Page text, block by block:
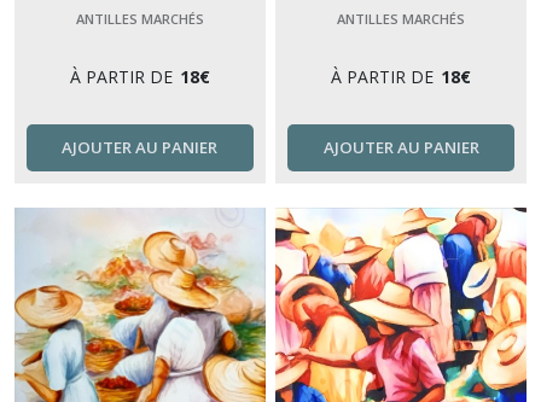
ANTILLES MARCHÉS
À PARTIR DE 18€
AJOUTER AU PANIER
ANTILLES MARCHÉS
À PARTIR DE 18€
AJOUTER AU PANIER